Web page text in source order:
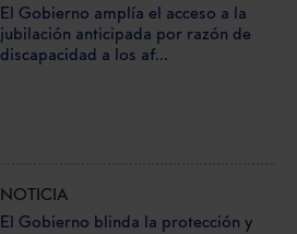
El Gobierno amplía el acceso a la
jubilación anticipada por razón de
discapacidad a los af...
NOTICIA
El Gobierno blinda la protección y